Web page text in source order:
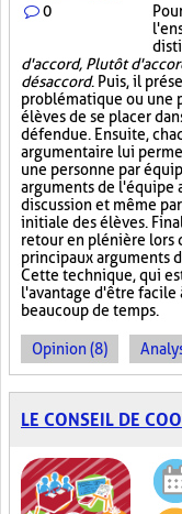
0
d'accord, Plutôt
désaccord. Puis, il
problématique ou une
élèves de se placer
défendue. Ensuite,
argumentaire lui
une personne par
arguments de l'équipe
discussion et même
initiale des élèves.
retour en plénière lors
principaux arguments
Cette technique, qui
l'avantage d'être facile
beaucoup de temps.
Opinion (8)
LE CONSEIL DE